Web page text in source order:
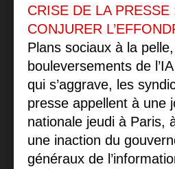
CRISE DE LA
CONJURER
Plans sociaux à la
bouleversements de
qui s’aggrave, les
presse appellent à une
nationale jeudi à Paris,
une inaction du
généraux de